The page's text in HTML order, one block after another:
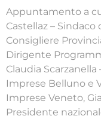
Appuntamento a
Castellaz – Sindaco
Consigliere
Dirigente
Claudia
Imprese Belluno e
Imprese Veneto,
Presidente